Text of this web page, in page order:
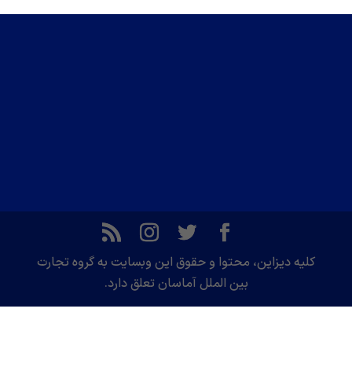
کلیه دیزاین، محتوا و حقوق این وبسایت به گروه تجارت
بین الملل آماسان تعلق دارد.